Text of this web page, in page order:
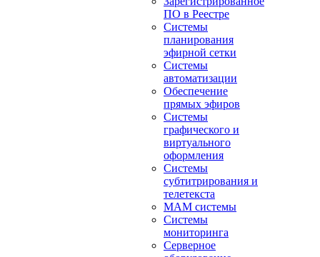
ПО в Реестре
Системы
планирования
эфирной сетки
Системы
автоматизации
Обеспечение
прямых эфиров
Системы
графического и
виртуального
оформления
Системы
субтитрирования и
телетекста
MAM системы
Системы
мониторинга
Серверное